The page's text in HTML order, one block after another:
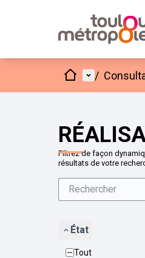
Accueil
Menu
/
Filtrez de façon
résultats de votre
État
Tout